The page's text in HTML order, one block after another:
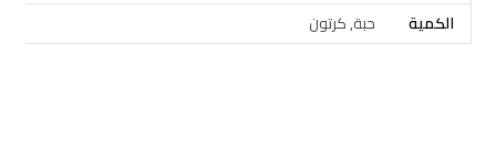
الكمية
حبة, كرتون